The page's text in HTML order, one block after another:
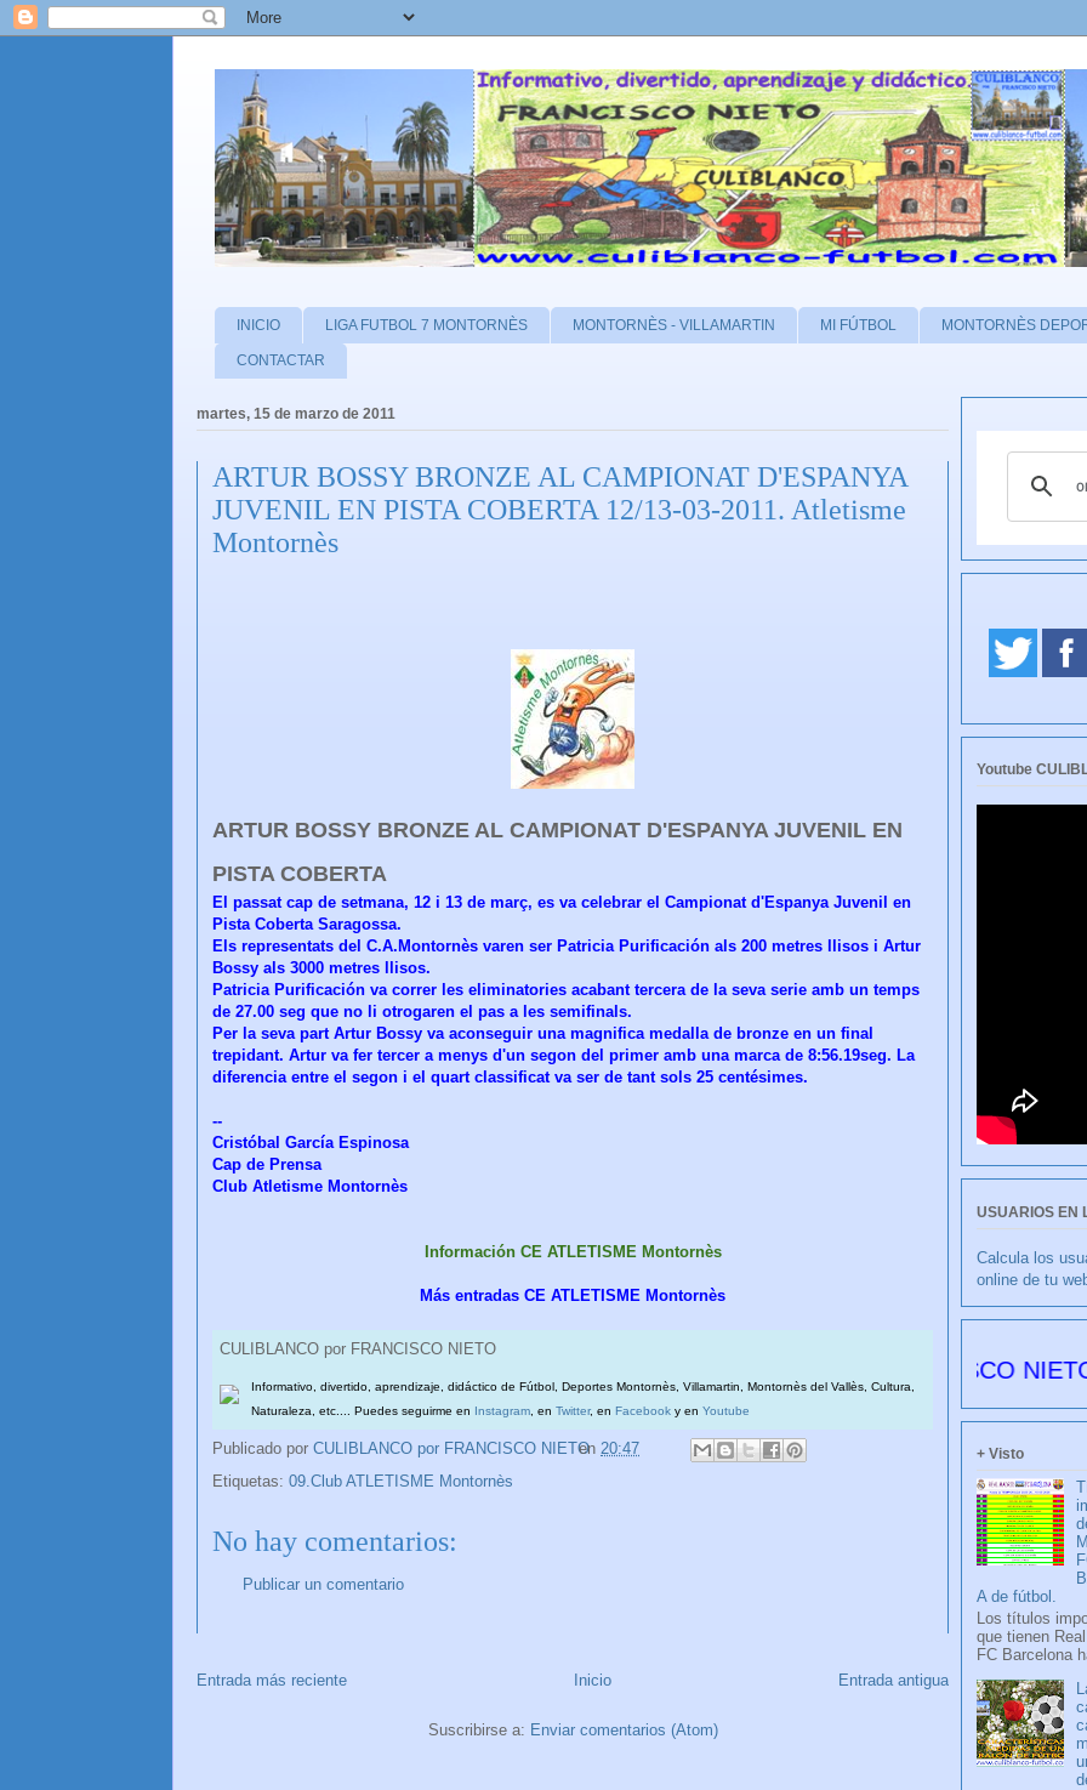
INICIO LIGA FUTBOL 7 MONTORNÈS MONTORNÈS - VILLAMARTIN MI FÚTBOL MONTORNÈS
CONTACTAR
martes, 15 de marzo de 2011
ARTUR BOSSY BRONZE AL CAMPIONAT D'ESPANYA
JUVENIL EN PISTA COBERTA 12/13-03-2011. Atletisme
Montornès
ARTUR BOSSY BRONZE AL CAMPIONAT D'ESPANYA JUVENIL EN
PISTA COBERTA
El passat cap de setmana, 12 i 13 de març, es va celebrar el Campionat d'Espanya Juvenil en
Pista Coberta Saragossa.
Els representats del C.A.Montornès varen ser Patricia Purificación als 200 metres llisos i Artur
Bossy als 3000 metres llisos.
Patricia Purificación va correr les eliminatories acabant tercera de la seva serie amb un temps
de 27.00 seg que no li otrogaren el pas a les semifinals.
Per la seva part Artur Bossy va aconseguir una magnifica medalla de bronze en un final
trepidant. Artur va fer tercer a menys d'un segon del primer amb una marca de 8:56.19seg. La
diferencia entre el segon i el quart classificat va ser de tant sols 25 centésimes.
--
Cristóbal García Espinosa
Cap de Prensa
Club Atletisme Montornès
Información CE ATLETISME Montornès
Más entradas CE ATLETISME Montornès
CULIBLANCO por FRANCISCO NIETO
Informativo, divertido, aprendizaje, didáctico de Fútbol, Deportes Montornès, Villamartin, Montornès del Vallès, Cultura,
Naturaleza, etc.... Puedes seguirme en
Instagram, en Twitter, en Facebook y en Youtube
Publicado por CULIBLANCO por FRANCISCO NIETO
en 20:47
Etiquetas: 09.Club ATLETISME Montornès
No hay comentarios:
Publicar un comentario
Entrada más reciente Entrada antigua
Inicio
Suscribirse a: Enviar comentarios (Atom)
Youtube
USUARIOS EN
Calcula los
online de tu
CULIBLANCO por FRANCISCO NIETO
+ Visto
A de fútbol.
Los títulos
que tienen
FC Barcelona